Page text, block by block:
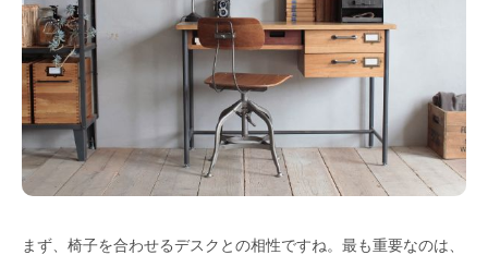
まず、椅子を合わせるデスクとの相性ですね。最も重要なのは、